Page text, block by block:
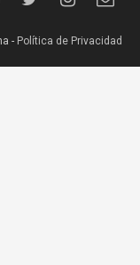
- Política de Privacidad